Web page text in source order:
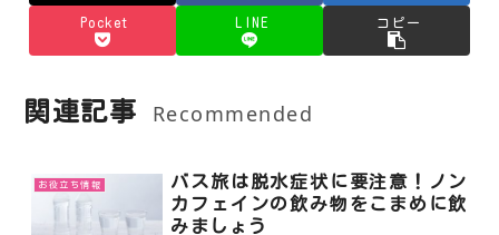
Pocket LINE コピー
関連記事 Recommended
お役立ち情報
バス旅は脱水症状に要注意！ノン
カフェインの飲み物をこまめに飲
みましょう